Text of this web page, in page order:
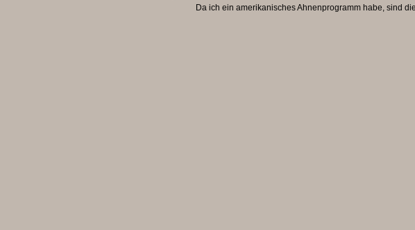
Da ich ein amerikanisches Ahnenprogramm habe, sind